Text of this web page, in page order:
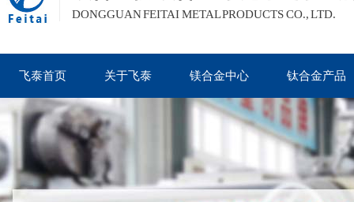
DONGGUAN FEITAI METAL PRODUCTS CO., LTD.
飞泰首页 关于飞泰 镁合金中心 钛合金产品